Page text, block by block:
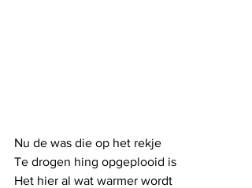
Nu de was die op het rekje
Te drogen hing opgeplooid is
Het hier al wat warmer wordt